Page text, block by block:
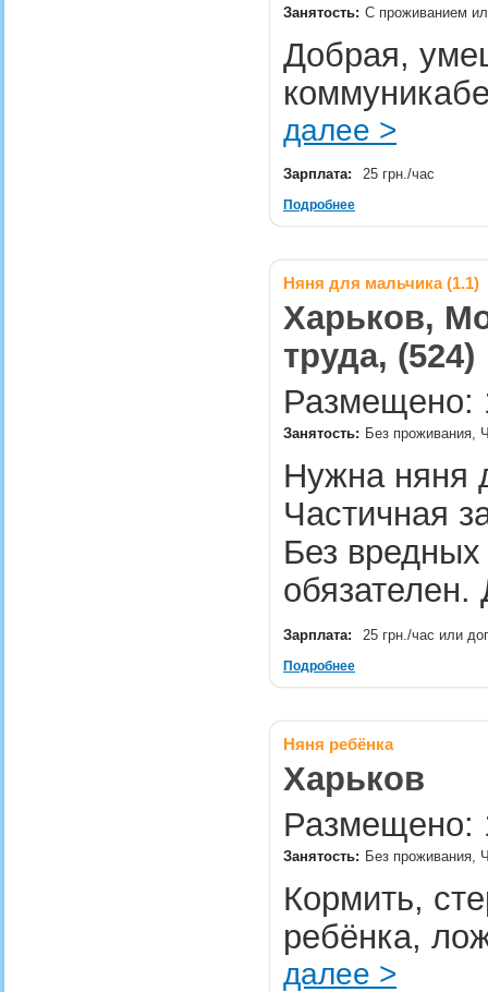
Занятость: С проживанием
Добрая,
далее >
Зарплата: 25 грн./час
Подробнее
Няня для мальчика (1.1)
Харьков,
труда, (524)
Размещено:
Занятость: Без проживания,
Нужна няня
Частичная
Без
Зарплата: 25 грн./час или
Подробнее
Няня ребёнка
Харьков
Размещено:
Занятость: Без проживания,
Кормить,
ребёнка,
далее >